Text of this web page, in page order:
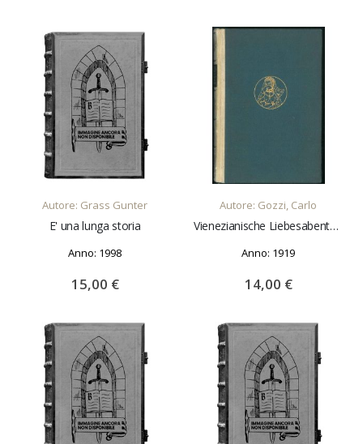
AGGIUNGI AL CARRELLO
Autore: Grass Gunter
E' una lunga storia
Anno: 1998
15,00 €
AGGIUNGI AL CARRELLO
Autore: Gozzi, Carlo
Vienezianische Liebesabenteuer.
Anno: 1919
14,00 €